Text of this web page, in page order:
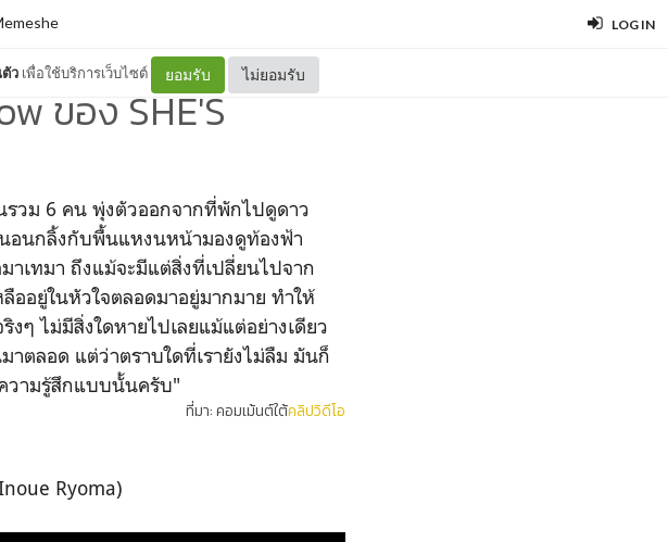
LOG IN
ว เพื่อใช้บริการเว็บไซต์ ยอมรับ ไม่ยอมรับ
ของ SHE'S
วม 6 คน พุ่งตัวออกจากที่พักไปดูดาว
อนกลิ้งกับพื้นแหงนหน้ามองดูท้องฟ้า
าเทมา ถึงแม้จะมีแต่สิ่งที่เปลี่ยนไปจาก
อยู่ในหัวใจตลอดมาอยู่มากมาย ทำให้
ๆ ไม่มีสิ่งใดหายไปเลยแม้แต่อย่างเดียว
ตลอด แต่ว่าตราบใดที่เรายังไม่ลืม มันก็
วามรู้สึกแบบนั้นครับ"
ที่มา: คอมเม้นต์ใต้คลิปวิดีโอ
Ryoma)